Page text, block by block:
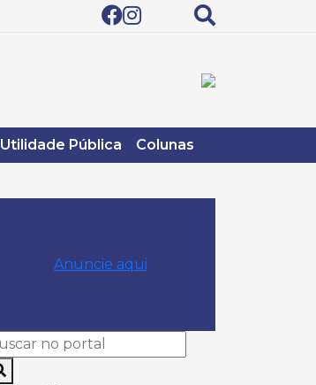
Utilidade Pública Colunas
Anuncie aqui